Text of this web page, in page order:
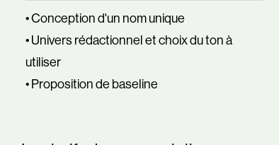
• Conception d'un nom unique
• Univers rédactionnel et choix du ton à
utiliser
• Proposition de baseline